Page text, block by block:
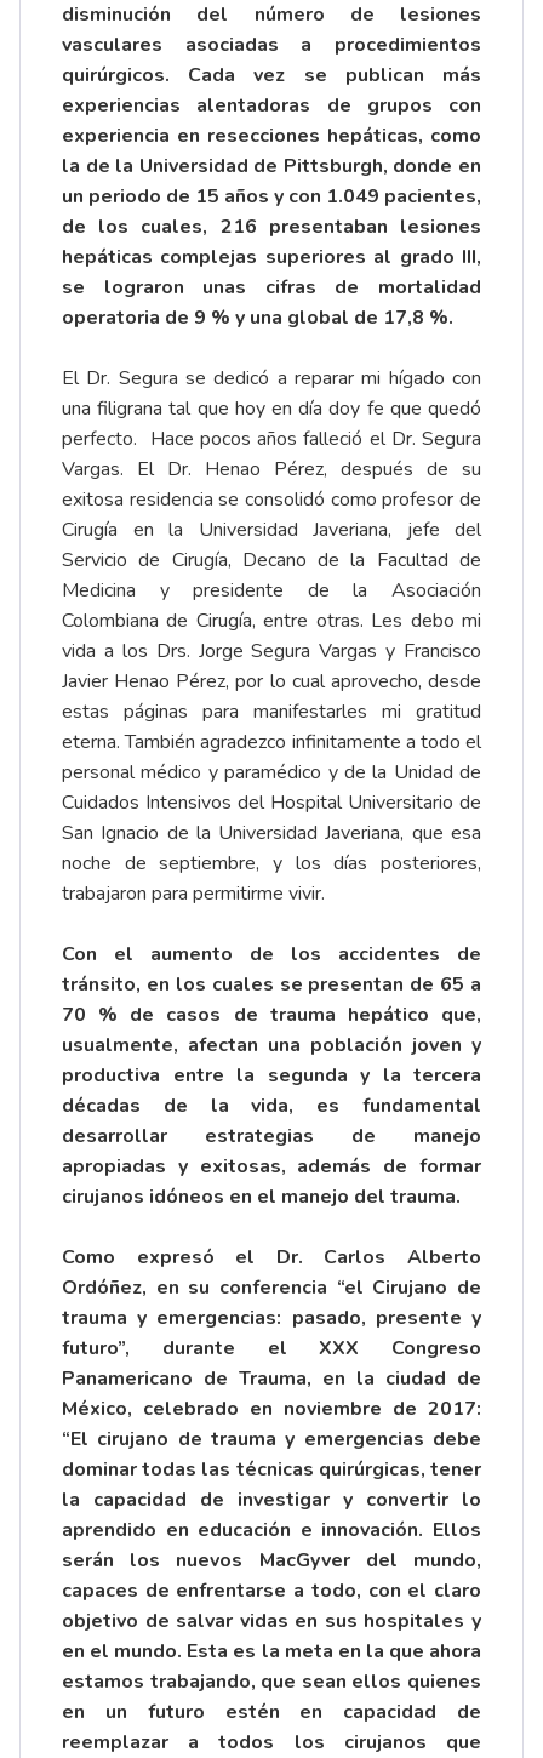
disminución del número de lesiones
vasculares asociadas a procedimientos
quirúrgicos. Cada vez se publican más
experiencias alentadoras de grupos con
experiencia en resecciones hepáticas, como
la de la Universidad de Pittsburgh, donde en
un periodo de 15 años y con 1.049 pacientes,
de los cuales, 216 presentaban lesiones
hepáticas complejas superiores al grado III,
se lograron unas cifras de mortalidad
operatoria de 9 % y una global de 17,8 %.
El Dr. Segura se dedicó a reparar mi hígado con
una filigrana tal que hoy en día doy fe que quedó
perfecto. Hace pocos años falleció el Dr. Segura
Vargas. El Dr. Henao Pérez, después de su
exitosa residencia se consolidó como profesor de
Cirugía en la Universidad Javeriana, jefe del
Servicio de Cirugía, Decano de la Facultad de
Medicina y presidente de la Asociación
Colombiana de Cirugía, entre otras. Les debo mi
vida a los Drs. Jorge Segura Vargas y Francisco
Javier Henao Pérez, por lo cual aprovecho, desde
estas páginas para manifestarles mi gratitud
eterna. También agradezco infinitamente a todo el
personal médico y paramédico y de la Unidad de
Cuidados Intensivos del Hospital Universitario de
San Ignacio de la Universidad Javeriana, que esa
noche de septiembre, y los días posteriores,
trabajaron para permitirme vivir.
Con el aumento de los accidentes de
tránsito, en los cuales se presentan de 65 a
70 % de casos de trauma hepático que,
usualmente, afectan una población joven y
productiva entre la segunda y la tercera
décadas de la vida, es fundamental
desarrollar estrategias de manejo
apropiadas y exitosas, además de formar
cirujanos idóneos en el manejo del trauma.
Como expresó el Dr. Carlos Alberto
Ordóñez, en su conferencia “el Cirujano de
trauma y emergencias: pasado, presente y
futuro”, durante el XXX Congreso
Panamericano de Trauma, en la ciudad de
México, celebrado en noviembre de 2017:
“El cirujano de trauma y emergencias debe
dominar todas las técnicas quirúrgicas, tener
la capacidad de investigar y convertir lo
aprendido en educación e innovación. Ellos
serán los nuevos MacGyver del mundo,
capaces de enfrentarse a todo, con el claro
objetivo de salvar vidas en sus hospitales y
en el mundo. Esta es la meta en la que ahora
estamos trabajando, que sean ellos quienes
en un futuro estén en capacidad de
reemplazar a todos los cirujanos que